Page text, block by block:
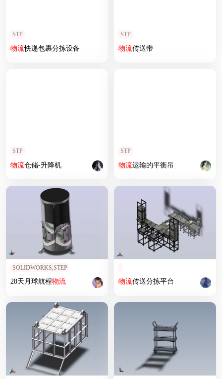
STP
物流快递包裹分拣设备
STP
物流传送带
STP
物流仓储-升降机
STP
物流运输的平衡吊
SOLIDWORKS,STEP
28天月球航程物流 物流传送分拣平台